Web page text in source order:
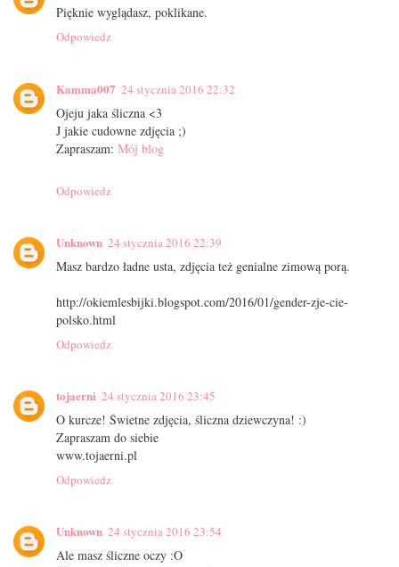
Pięknie wyglądasz, poklikane.
Odpowiedz
Kamma007 24 stycznia 2016 22:32
Ojeju jaka śliczna <3
J jakie cudowne zdjęcia ;)
Zapraszam: Mój blog
Odpowiedz
Unknown 24 stycznia 2016 22:39
Masz bardzo ładne usta, zdjęcia też genialne zimową porą.
http://okiemlesbijki.blogspot.com/2016/01/gender-zje-cie-
polsko.html
Odpowiedz
tojaerni 24 stycznia 2016 23:45
O kurcze! Świetne zdjęcia, śliczna dziewczyna! :)
Zapraszam do siebie
www.tojaerni.pl
Odpowiedz
Unknown 24 stycznia 2016 23:54
Ale masz śliczne oczy :O